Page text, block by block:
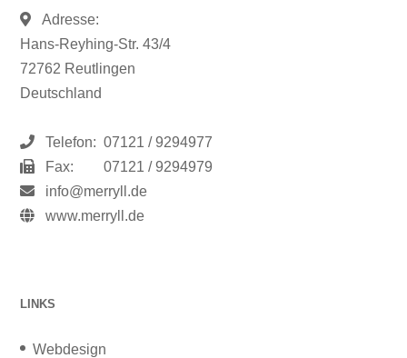
Adresse:
Hans-Reyhing-Str. 43/4
72762 Reutlingen
Deutschland
Telefon: 07121 / 9294977
Fax:
07121 / 9294979
info@merryll.de
www.merryll.de
LINKS
Webdesign